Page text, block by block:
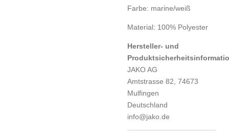
Farbe: marine/weiß
Material: 100% Polyester
Hersteller- und
JAKO AG
Amtstrasse 82, 74673
Mulfingen
Deutschland
info@jako.de